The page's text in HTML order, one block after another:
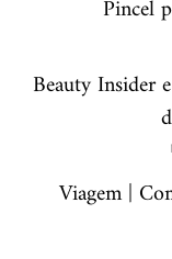
Pincel
Beauty Insider
Viagem |